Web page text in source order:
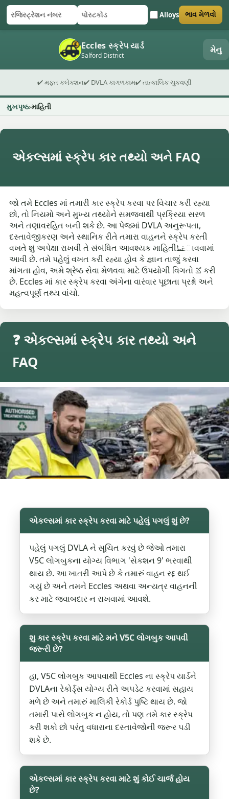
રજિસ્ટ્રેશન નંબર
પોસ્ટકોડ Alloys
ફોર્મ સબમિટ કરો ભાવ મેળવો
Eccles સ્ક્રેપ યાર્ડ
Salford District મેનુ
✔ મફત કલેક્શન✔ DVLA કાગળકામ✔ તાત્કાલિક ચુકવણી
મુખપૃષ્ઠ માહિતી
એકલ્સમાં સ્ક્રેપ કાર તથ્યો અને FAQ
જો તમે Eccles માં તમારી કાર સ્ક્રેપ કરવા પર વિચાર કરી રહ્યા
છો, તો નિયમો અને મુખ્ય તથ્યોને સમજવાથી પ્રક્રિયા સરળ
અને તણાવરહિત બની શકે છે. આ પેજમાં DVLA અનુરૂપતા,
દસ્તાવેજીકરણ અને સ્થાનિક રીતે તમારા વાહનને સ્ક્રેપ કરતી
વખતે શું અપેક્ષા રાખવી તે સંબંધિત આવશ્યક માહિતીغطાવવામાં
આવી છે. તમે પહેલું વખત કરી રહ્યા હોવ કે જ્ઞાન તાજું કરવા
માંગતા હોવ, અમે શ્રેષ્ઠ સેવા મેળવવા માટે ઉપયોગી વિગતો گڏ કરી
છે. Eccles માં કાર સ્ક્રેપ કરવા અંગેના વારંવાર પૂછાતા પ્રશ્નો અને
મહત્વપૂર્ણ તથ્ય વાંચો.
❓ એકલ્સમાં સ્ક્રેપ કાર તથ્યો અને
FAQ
એકલ્સમાં કાર સ્ક્રેપ કરવા માટે પહેલું પગલું શું છે?
પહેલું પગલું DVLA ને સૂચિત કરવું છે જેઓ તમારા
V5C લોગબુકના યોગ્ય વિભાગ 'સેકશન 9' ભરવાથી
થાય છે. આ ખાતરી આપે છે કે તમારું વાહન રદ્દ થઈ
ગયું છે અને તમને Eccles અથવા અન્યત્ર વાહનની
કર માટે જવાબદાર ન રાખવામાં આવશે.
શુ કાર સ્ક્રેપ કરવા માટે મને V5C લોગબુક આપવી
જરૂરી છે?
હા, V5C લોગબુક આપવાથી Eccles ના સ્ક્રેપ યાર્ડને
DVLAના રેકોર્ડ્સ યોગ્ય રીતે અપડેટ કરવામાં સહાય
મળે છે અને તમારું માલિકી રેકોર્ડ પુષ્ટિ થાય છે. જો
તમારી પાસે લોગબુક ન હોય, તો પણ તમે કાર સ્ક્રેપ
કરી શકો છો પરંતુ વધારાના દસ્તાવેજોની જરૂર પડી
શકે છે.
એકલ્સમાં કાર સ્ક્રેપ કરવા માટે શું કોઈ ચાર્જ હોય
છે?